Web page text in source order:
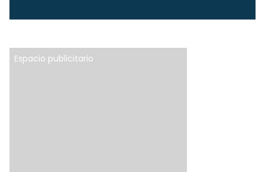
Espacio publicitario